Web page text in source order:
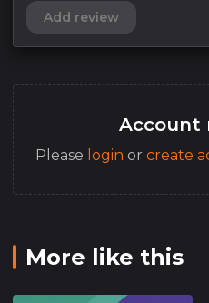
работа, а также
доказывает, что каждый
его стартовый пункт,
мечтать и идти к своей
препятствия.
Add review
Account
Please login or create
More like this